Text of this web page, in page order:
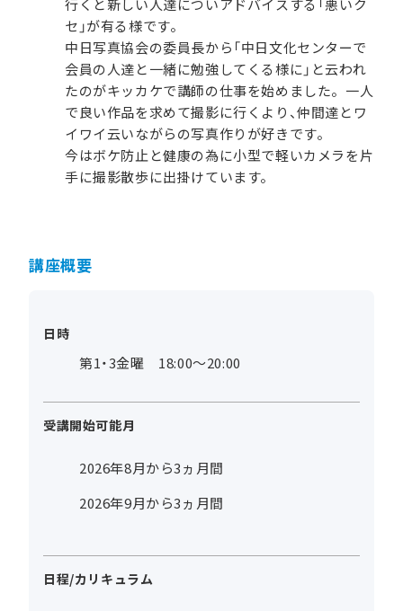
行くと新しい人達についアドバイスする「悪いク
セ」が有る様です。
中日写真協会の委員長から「中日文化センターで
会員の人達と一緒に勉強してくる様に」と云われ
たのがキッカケで講師の仕事を始めました。一人
で良い作品を求めて撮影に行くより、仲間達とワ
イワイ云いながらの写真作りが好きです。
今はボケ防止と健康の為に小型で軽いカメラを片
手に撮影散歩に出掛けています。
講座概要
日時
第1・3金曜 18:00～20:00
受講開始可能月
2026年8月から3ヵ月間
2026年9月から3ヵ月間
日程/カリキュラム